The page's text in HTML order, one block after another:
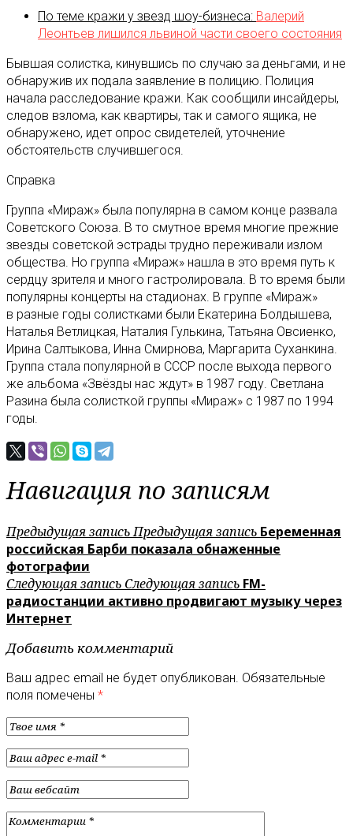
По теме кражи у звезд шоу-бизнеса: Валерий
Леонтьев лишился львиной части своего состояния
Бывшая солистка, кинувшись по случаю за деньгами, и не
обнаружив их подала заявление в полицию. Полиция
начала расследование кражи. Как сообщили инсайдеры,
следов взлома, как квартиры, так и самого ящика, не
обнаружено, идет опрос свидетелей, уточнение
обстоятельств случившегося.
Справка
Группа «Мираж» была популярна в самом конце развала
Советского Союза. В то смутное время многие прежние
звезды советской эстрады трудно переживали излом
общества. Но группа «Мираж» нашла в это время путь к
сердцу зрителя и много гастролировала. В то время были
популярны концерты на стадионах. В группе «Мираж»
в разные годы солистками были Екатерина Болдышева,
Наталья Ветлицкая, Наталия Гулькина, Татьяна Овсиенко,
Ирина Салтыкова, Инна Смирнова, Маргарита Суханкина.
Группа стала популярной в СССР после выхода первого
же альбома «Звёзды нас ждут» в 1987 году. Светлана
Разина была солисткой группы «Мираж» с 1987 по 1994
годы.
Навигация по записям
Предыдущая записьПредыдущая запись Беременная
российская Барби показала обнаженные
фотографии
Следующая запись Следующая запись FM-
радиостанции активно продвигают музыку через
Интернет
Добавить комментарий
Ваш адрес email не будет опубликован. Обязательные
поля помечены *